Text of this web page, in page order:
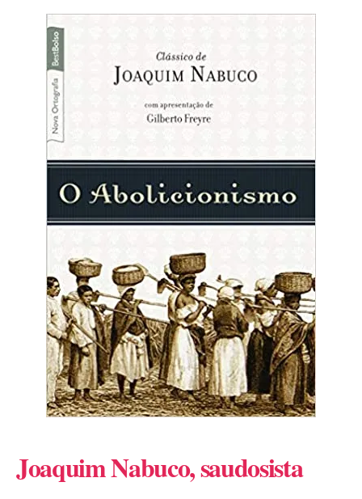
Joaquim Nabuco, saudosista